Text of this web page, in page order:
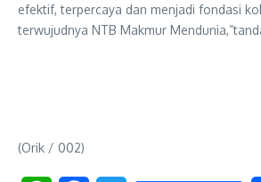
efektif, terpercaya dan menjadi fondasi
terwujudnya NTB Makmur
(Orik / 002)